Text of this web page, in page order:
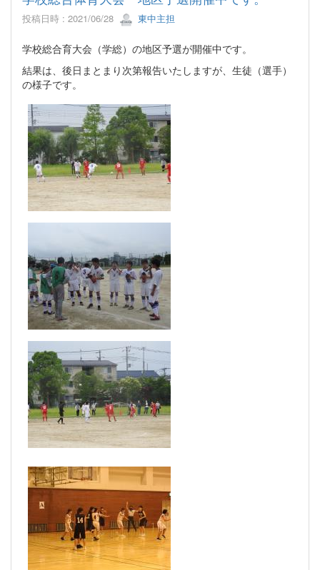
投稿日時 : 2021/06/28 東中主担
学校総合育大会（学総）の地区予選が開催中です。
結果は、後日まとまり次第報告いたしますが、生徒（選手）
の様子です。